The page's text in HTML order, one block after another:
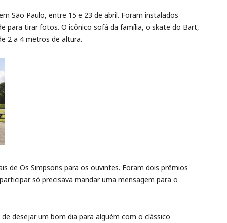
São Paulo, entre 15 e 23 de abril. Foram instalados
para tirar fotos. O icônico sofá da família, o skate do Bart,
2 a 4 metros de altura.
de Os Simpsons para os ouvintes. Foram dois prêmios
só precisava mandar uma mensagem para o
desejar um bom dia para alguém com o clássico